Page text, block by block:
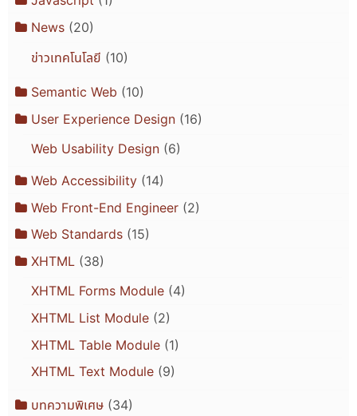
News(20)
ข่าวเทคโนโลยี (10)
Semantic Web (10)
User Experience Design(16)
Web Usability Design(6)
Web Accessibility(14)
Web Front-End Engineer(2)
Web Standards(15)
XHTML(38)
XHTML Forms Module(4)
XHTML List Module(2)
XHTML Table Module(1)
XHTML Text Module(9)
บทความพิเศษ(34)